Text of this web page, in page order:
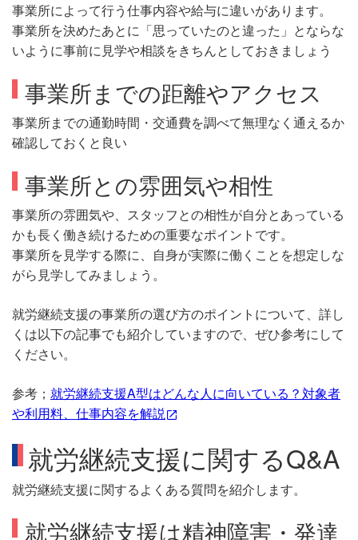
事業所によって行う仕事内容や給与に違いがあります。
事業所を決めたあとに「思っていたのと違った」とならな
いように事前に見学や相談をきちんとしておきましょう
事業所までの距離やアクセス
事業所までの通勤時間・交通費を調べて無理なく通えるか
確認しておくと良い
事業所との雰囲気や相性
事業所の雰囲気や、スタッフとの相性が自分とあっている
かも長く働き続けるための重要なポイントです。
事業所を見学する際に、自身が実際に働くことを想定しな
がら見学してみましょう。
就労継続支援の事業所の選び方のポイントについて、詳し
くは以下の記事でも紹介していますので、ぜひ参考にして
ください。
参考； 就労継続支援A型はどんな人に向いている？対象者
や利用料、仕事内容を解説
就労継続支援に関するQ&A
就労継続支援に関するよくある質問を紹介します。
就労継続支援は精神障害・発達